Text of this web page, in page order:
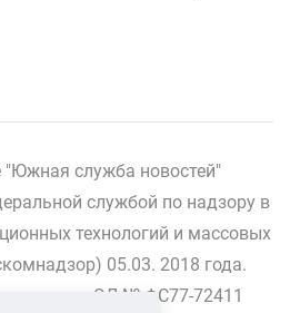
"Южная служба новостей"
службой по надзору в
технологий и массовых
05.03. 2018 года.
ЭЛ № ФС77-72411